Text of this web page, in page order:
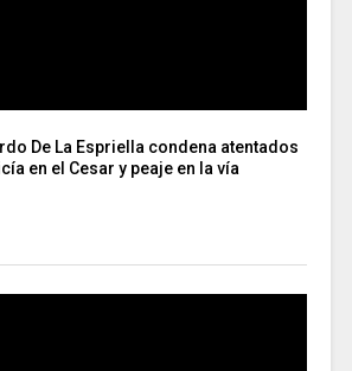
De La Espriella condena atentados
en el Cesar y peaje en la vía